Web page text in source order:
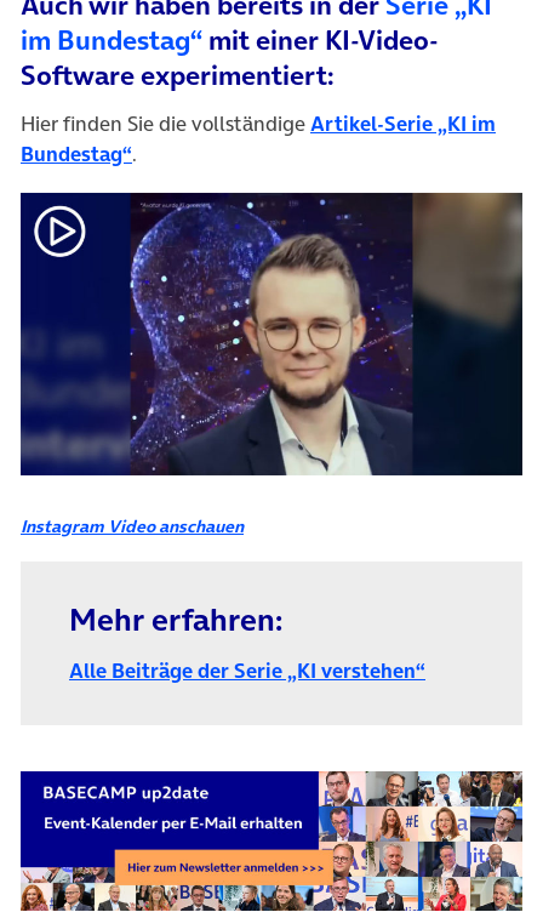
im Bundestag“mit einer KI-Video-
Software experimentiert:
Hier finden Sie die vollständigeArtikel-Serie „KI im
Bundestag“.
(öffnet in neuem Tab)
Instagram Video anschauen(öffnet in neuem Tab)
Mehr erfahren:
Alle Beiträge der Serie „KI verstehen“